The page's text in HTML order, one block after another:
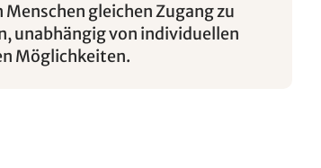
gleichen Zugang zu
unabhängig von individuellen
Möglichkeiten.